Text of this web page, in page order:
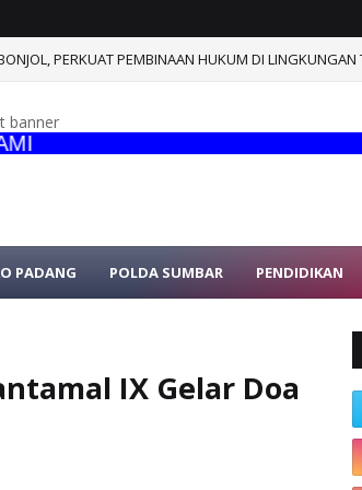
PERKUAT PEMBINAAN HUKUM DI LINGKUNGAN
PADANG POLDA SUMBAR PENDIDIKAN
IX Gelar Doa